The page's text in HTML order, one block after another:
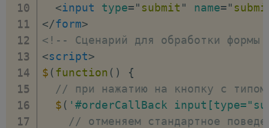
<input type=" submit " name="
</form>
<!-- Сценарий для обработки формы
<script>
$ (function ( )
{
// при нажатию на кнопку с
$ ( '#orderCallBack
// отменяем стандартное